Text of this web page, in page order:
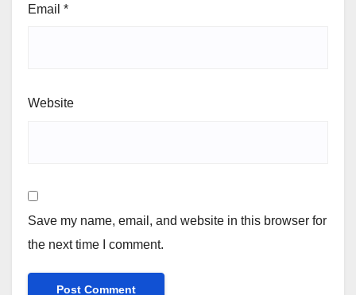
Email *
Website
Save my name, email, and website in this browser for
the next time I comment.